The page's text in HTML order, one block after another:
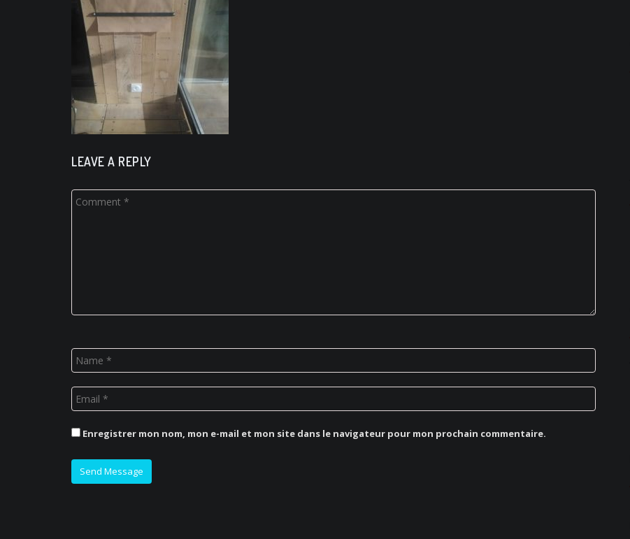
LEAVE A REPLY
Enregistrer mon nom, mon e-mail et mon site dans le navigateur pour mon prochain commentaire.